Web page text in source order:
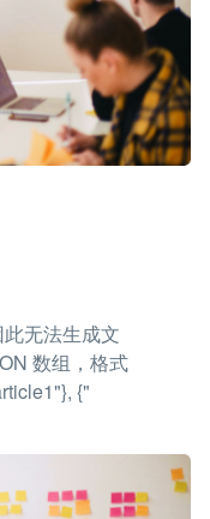
无法生成文
数组，格式
{"